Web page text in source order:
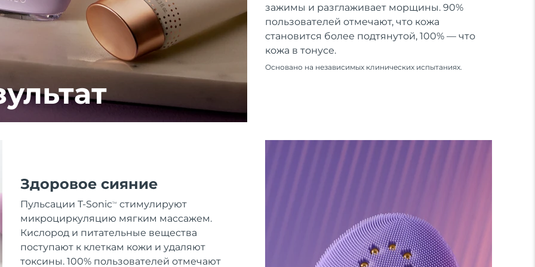
зажимы и разглаживает морщины. 90%
пользователей отмечают, что кожа
становится более подтянутой, 100% — что
кожа в тонусе.
Основано на независимых клинических испытаниях.
Здоровое сияние
Пульсации T-SonicTM
стимулируют
микроциркуляцию мягким массажем.
Кислород и питательные вещества
поступают к клеткам кожи и удаляют
токсины. 100% пользователей отмечают